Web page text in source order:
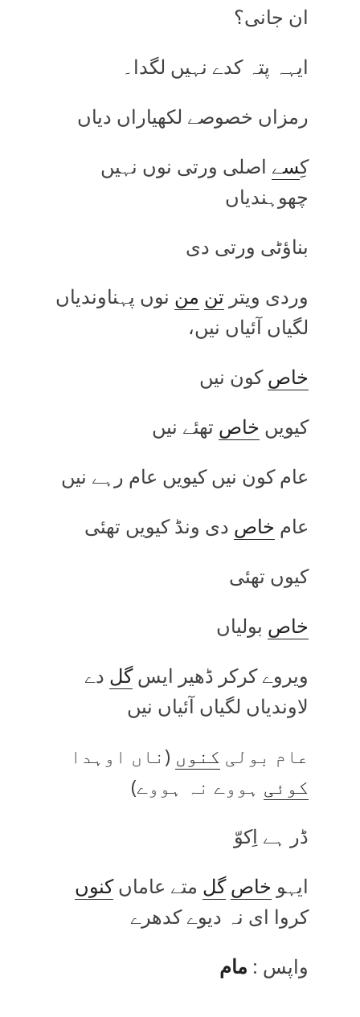
ان جانی؟
ایہہ پتہ کدے نہیں لگدا۔
رمزاں خصوصے لکھیاراں دیاں
کِسے اصلی ورتی نوں نہیں
چھوہندیاں
بناؤٹی ورتی دی
وردی ویتر تن من نوں پہناوندیاں
لگیاں آئیاں نیں،
خاصکون نیں
کیویں خاص تھئے نیں
عام کون نیں کیویں عام رہے نیں
عام خاص دی ونڈ کیویں تھئی
کیوں تھئی
خاص بولیاں
ویروے کرکر ڈھیر ایسگل دے
لاوندیاں لگیاں آئیاں نیں
عام بولی کنوں (ناں اوہدا
کوئی ہووے نہ ہووے)
ڈر ہے اِکوّ
ایہو خاص گل متے عاماںکنوں
کروا ای نہ دیوے کدھرے
واپس : مام